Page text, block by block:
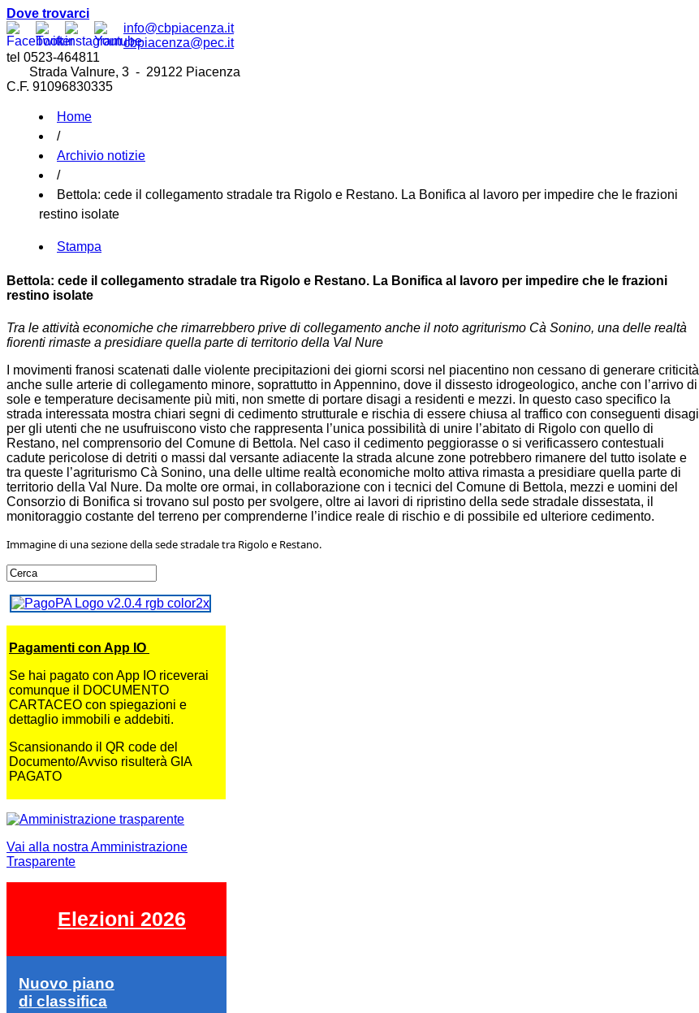
Dove trovarci
info@cbpiacenza.it
cbpiacenza@pec.it
tel 0523-464811
Strada Valnure, 3 - 29122 Piacenza
C.F. 91096830335
Home
/
Archivio notizie
/
Bettola: cede il collegamento stradale tra Rigolo e Restano. La Bonifica al lavoro per impedire che le frazioni
restino isolate
Stampa
Bettola: cede il collegamento stradale tra Rigolo e Restano. La Bonifica al lavoro per impedire che le frazioni
restino isolate
Tra le attività economiche che rimarrebbero prive di collegamento anche il noto agriturismo Cà Sonino, una delle realtà
fiorenti rimaste a presidiare quella parte di territorio della Val Nure
I movimenti franosi scatenati dalle violente precipitazioni dei giorni scorsi nel piacentino non cessano di generare criticità
anche sulle arterie di collegamento minore, soprattutto in Appennino, dove il dissesto idrogeologico, anche con l’arrivo di
sole e temperature decisamente più miti, non smette di portare disagi a residenti e mezzi. In questo caso specifico la
strada interessata mostra chiari segni di cedimento strutturale e rischia di essere chiusa al traffico con conseguenti disagi
per gli utenti che ne usufruiscono visto che rappresenta l’unica possibilità di unire l’abitato di Rigolo con quello di
Restano, nel comprensorio del Comune di Bettola. Nel caso il cedimento peggiorasse o si verificassero contestuali
cadute pericolose di detriti o massi dal versante adiacente la strada alcune zone potrebbero rimanere del tutto isolate e
tra queste l’agriturismo Cà Sonino, una delle ultime realtà economiche molto attiva rimasta a presidiare quella parte di
territorio della Val Nure. Da molte ore ormai, in collaborazione con i tecnici del Comune di Bettola, mezzi e uomini del
Consorzio di Bonifica si trovano sul posto per svolgere, oltre ai lavori di ripristino della sede stradale dissestata, il
monitoraggio costante del terreno per comprenderne l’indice reale di rischio e di possibile ed ulteriore cedimento.
Immagine di una sezione della sede stradale tra Rigolo e Restano.
Pagamenti con App IO
Se hai pagato con App IO riceverai
comunque il DOCUMENTO
CARTACEO con spiegazioni e
dettaglio immobili e addebiti.
Scansionando il QR code del
Documento/Avviso risulterà GIA
PAGATO
Vai alla nostra Amministrazione
Trasparente
Elezioni 2026
Nuovo piano
di classifica